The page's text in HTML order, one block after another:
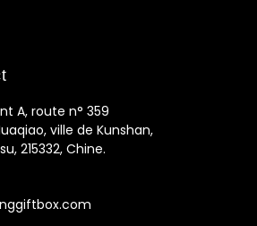
A, route n° 359
ville de Kunshan,
215332, Chine.